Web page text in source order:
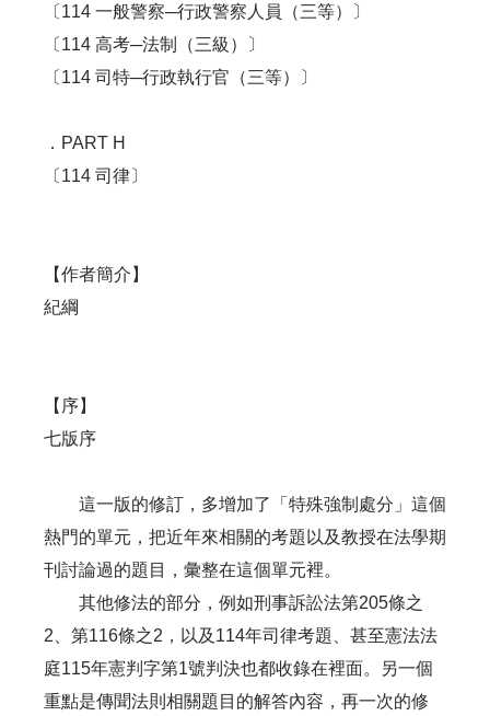
〔114 一般警察─行政警察人員（三等）〕
〔114 高考─法制（三級）〕
〔114 司特─行政執行官（三等）〕
．PART H
〔114 司律〕
【作者簡介】
紀綱
【序】
七版序
這一版的修訂，多增加了「特殊強制處分」這個
熱門的單元，把近年來相關的考題以及教授在法學期
刊討論過的題目，彙整在這個單元裡。
其他修法的部分，例如刑事訴訟法第205條之
2、第116條之2，以及114年司律考題、甚至憲法法
庭115年憲判字第1號判決也都收錄在裡面。另一個
重點是傳聞法則相關題目的解答內容，再一次的修